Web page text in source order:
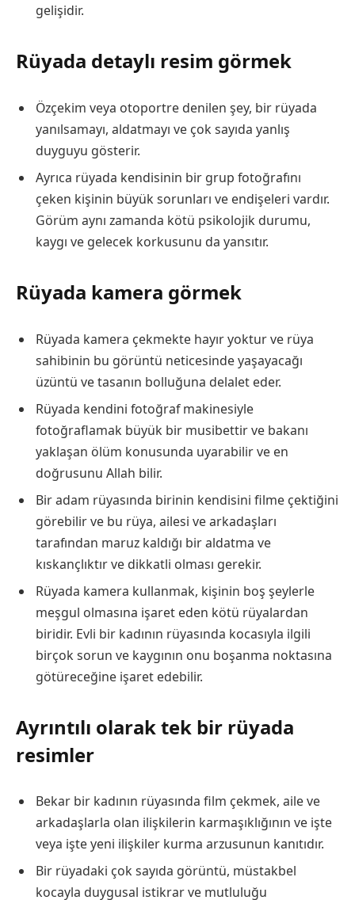
gelişidir.
Rüyada detaylı resim görmek
Özçekim veya otoportre denilen şey, bir rüyada
yanılsamayı, aldatmayı ve çok sayıda yanlış
duyguyu gösterir.
Ayrıca rüyada kendisinin bir grup fotoğrafını
çeken kişinin büyük sorunları ve endişeleri vardır.
Görüm aynı zamanda kötü psikolojik durumu,
kaygı ve gelecek korkusunu da yansıtır.
Rüyada kamera görmek
Rüyada kamera çekmekte hayır yoktur ve rüya
sahibinin bu görüntü neticesinde yaşayacağı
üzüntü ve tasanın bolluğuna delalet eder.
Rüyada kendini fotoğraf makinesiyle
fotoğraflamak büyük bir musibettir ve bakanı
yaklaşan ölüm konusunda uyarabilir ve en
doğrusunu Allah bilir.
Bir adam rüyasında birinin kendisini filme çektiğini
görebilir ve bu rüya, ailesi ve arkadaşları
tarafından maruz kaldığı bir aldatma ve
kıskançlıktır ve dikkatli olması gerekir.
Rüyada kamera kullanmak, kişinin boş şeylerle
meşgul olmasına işaret eden kötü rüyalardan
biridir. Evli bir kadının rüyasında kocasıyla ilgili
birçok sorun ve kaygının onu boşanma noktasına
götüreceğine işaret edebilir.
Ayrıntılı olarak tek bir rüyada
resimler
Bekar bir kadının rüyasında film çekmek, aile ve
arkadaşlarla olan ilişkilerin karmaşıklığının ve işte
veya işte yeni ilişkiler kurma arzusunun kanıtıdır.
Bir rüyadaki çok sayıda görüntü, müstakbel
kocayla duygusal istikrar ve mutluluğu